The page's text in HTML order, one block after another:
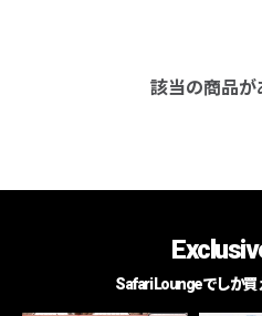
該当の商品が
Safari Loungeでしか